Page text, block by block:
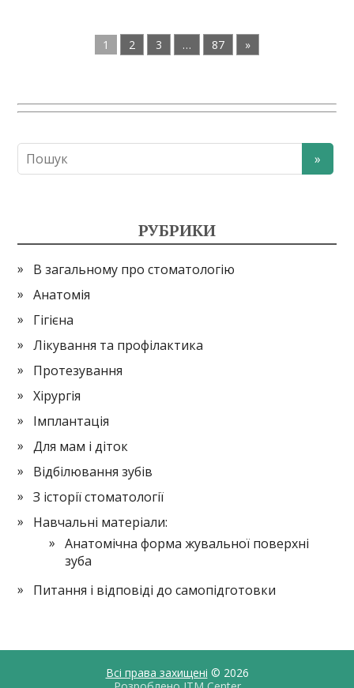
1 2 3 … 87 »
РУБРИКИ
В загальному про стоматологію
Анатомія
Гігієна
Лікування та профілактика
Протезування
Хірургія
Імплантація
Для мам і діток
Відбілювання зубів
З історії стоматології
Навчальні матеріали:
Анатомічна форма жувальної поверхні
зуба
Питання і відповіді до самопідготовки
Всі права захищені © 2026